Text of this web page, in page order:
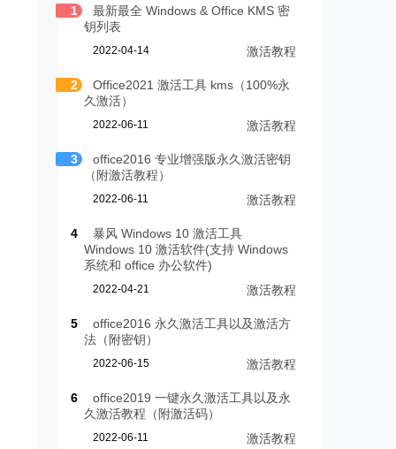
1
最新最全 Windows & Office KMS 密
钥列表
2022-04-14 激活教程
2
Office2021 激活工具 kms（100%永
久激活）
2022-06-11 激活教程
3
office2016 专业增强版永久激活密钥
（附激活教程）
2022-06-11 激活教程
4
暴风 Windows 10 激活工具
Windows 10 激活软件(支持 Windows
系统和 office 办公软件)
2022-04-21 激活教程
5
office2016 永久激活工具以及激活方
法（附密钥）
2022-06-15 激活教程
6
office2019 一键永久激活工具以及永
久激活教程（附激活码）
2022-06-11 激活教程